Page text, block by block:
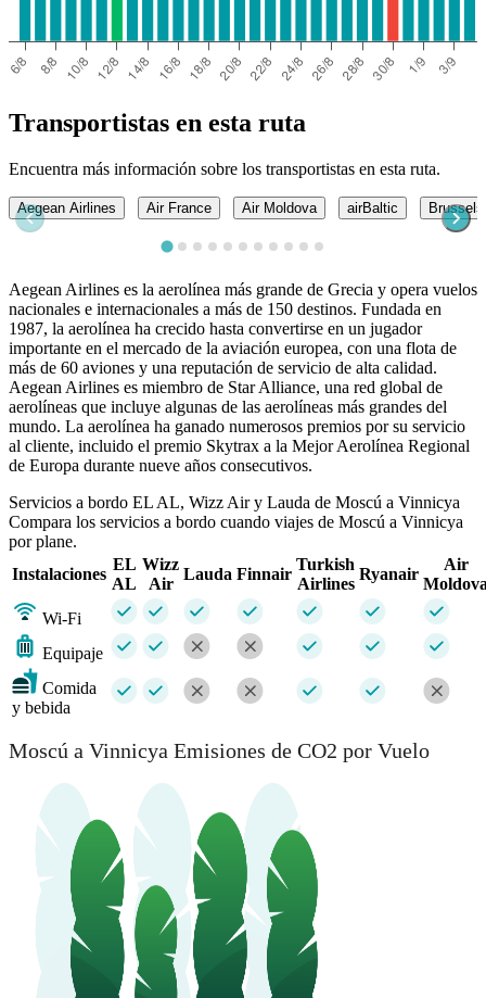
Transportistas en esta ruta
Encuentra más información sobre los transportistas en esta ruta.
Aegean Airlines Air France Air Moldova airBaltic
Aegean Airlines es la aerolínea más grande de Grecia y opera vuelos
nacionales e internacionales a más de 150 destinos. Fundada en
1987, la aerolínea ha crecido hasta convertirse en un jugador
importante en el mercado de la aviación europea, con una flota de
más de 60 aviones y una reputación de servicio de alta calidad.
Aegean Airlines es miembro de Star Alliance, una red global de
aerolíneas que incluye algunas de las aerolíneas más grandes del
mundo. La aerolínea ha ganado numerosos premios por su servicio
al cliente, incluido el premio Skytrax a la Mejor Aerolínea Regional
de Europa durante nueve años consecutivos.
Servicios a bordo EL AL, Wizz Air y Lauda de Moscú a Vinnicya
Compara los servicios a bordo cuando viajes de Moscú a Vinnicya
por plane.
Instalaciones
EL
AL
Wizz
Air
Lauda Finnair
Turkish
Airlines
Ryanair
Air
Wi-Fi
Equipaje
Comida
y bebida
Moscú a Vinnicya Emisiones de CO2 por Vuelo